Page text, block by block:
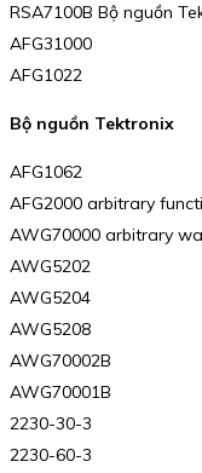
RSA7100B Bộ nguồn
AFG31000
AFG1022
Bộ nguồn Tektronix
AFG1062
AFG2000 arbitrary
AWG70000 arbitrary
AWG5202
AWG5204
AWG5208
AWG70002B
AWG70001B
2230-30-3
2230-60-3